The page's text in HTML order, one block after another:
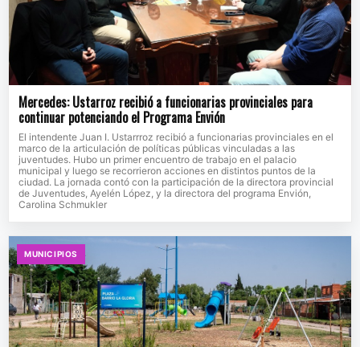
Mercedes: Ustarroz recibió a funcionarias provinciales para
continuar potenciando el Programa Envión
El intendente Juan I. Ustarrroz recibió a funcionarias provinciales en el
marco de la articulación de políticas públicas vinculadas a las
juventudes. Hubo un primer encuentro de trabajo en el palacio
municipal y luego se recorrieron acciones en distintos puntos de la
ciudad. La jornada contó con la participación de la directora provincial
de Juventudes, Ayelén López, y la directora del programa Envión,
Carolina Schmukler
MUNICIPIOS